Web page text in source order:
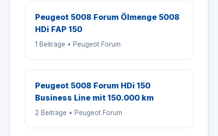
Peugeot 5008 Forum Ölmenge 5008
HDi FAP 150
1 Beiträge • Peugeot Forum
Peugeot 5008 Forum HDi 150
Business Line mit 150.000 km
2 Beiträge • Peugeot Forum